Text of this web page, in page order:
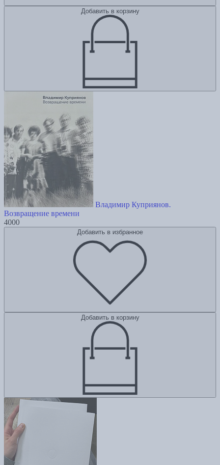
Добавить в корзину
Владимир Куприянов.
Возвращение времени
4000
Добавить в избранное
Добавить в корзину